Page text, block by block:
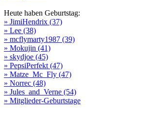
Heute haben Geburtstag:
» JimiHendrix (37)
» Lee (38)
» mcflymarty1987 (39)
» Mokujin (41)
» skydjoe (45)
» PepsiPerfekt (47)
» Matze_Mc_Fly (47)
» Norrec (48)
» Jules_and_Verne (54)
» Mitglieder-Geburtstage